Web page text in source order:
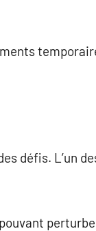
défis. L’un